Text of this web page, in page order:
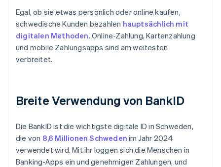
Egal, ob sie etwas persönlich oder online kaufen,
schwedische Kunden bezahlen hauptsächlich mit
digitalen Methoden. Online-Zahlung, Kartenzahlung
und mobile Zahlungsapps sind am weitesten
verbreitet.
Breite Verwendung von BankID
Die BankID ist die wichtigste digitale ID in Schweden,
die von 8,6 Millionen Schweden im Jahr 2024
verwendet wird. Mit ihr loggen sich die Menschen in
Banking-Apps ein und genehmigen Zahlungen, und